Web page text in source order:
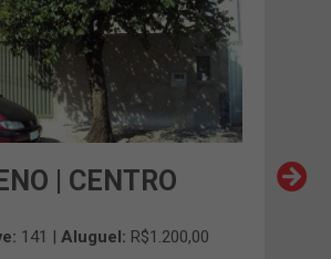
| CENTRO
141 | Aluguel: R$1.200,00